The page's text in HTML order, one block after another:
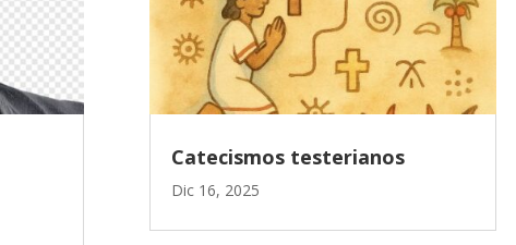
Catecismos testerianos
Dic 16, 2025